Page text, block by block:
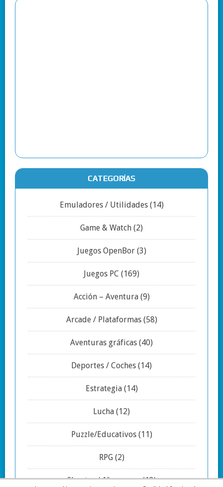
CATEGORÍAS
Emuladores / Utilidades(14)
Game & Watch (2)
Juegos OpenBor(3)
Juegos PC (169)
Acción – Aventura(9)
Arcade / Plataformas(58)
Aventuras gráficas (40)
Deportes / Coches (14)
Estrategia(14)
Lucha (12)
Puzzle/Educativos(11)
RPG(2)
Shooter / 1º persona(13)